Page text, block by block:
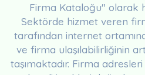
Firma Kataloğu" olarak
Sektörde hizmet veren
tarafından internet
ve firma ulaşılabilirliğinin
taşımaktadır. Firma